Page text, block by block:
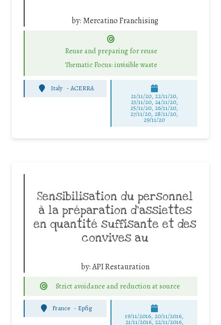
by: Mercatino Franchising
Reuse and preparing for reuse
Thematic Focus: invisible waste
Italy - ACERRA
21/11/20, 22/11/20,
23/11/20, 24/11/20,
25/11/20, 26/11/20,
27/11/20, 28/11/20,
29/11/20
Sensibilisation du personnel
à la préparation d’assiettes
en quantité suffisante et des
convives au
by:API Restauration
Strict avoidance and reduction at source
France - Epfig
19/11/2016, 20/11/2016,
21/11/2016, 22/11/2016,